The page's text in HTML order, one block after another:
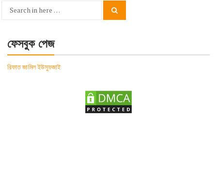
Search
ফেসবুক পেজ
রিফাত জামিল ইউসুফজাই